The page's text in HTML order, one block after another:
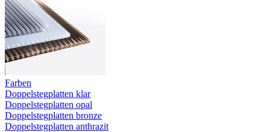
Farben
Doppelstegplatten klar
Doppelstegplatten opal
Doppelstegplatten bronze
Doppelstegplatten anthrazit